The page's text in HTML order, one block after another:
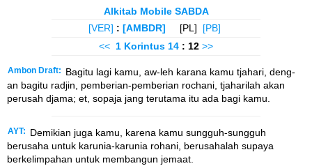
Alkitab Mobile SABDA
[VER] : [AMBDR] [PL] [PB]
<< 1 Korintus 14 : 12 >>
Ambon Draft:
Bagitu lagi kamu, aw-leh karana kamu tjahari, deng-
an bagitu radjin, pemberian-pemberian rochani, tjaharilah akan
perusah djama; et, sopaja jang terutama itu ada bagi kamu.
AYT:
Demikian juga kamu, karena kamu sungguh-sungguh
berusaha untuk karunia-karunia rohani, berusahalah supaya
berkelimpahan untuk membangun jemaat.